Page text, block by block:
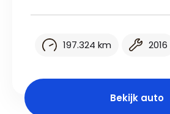
197.324 km 2016
Bekijk auto